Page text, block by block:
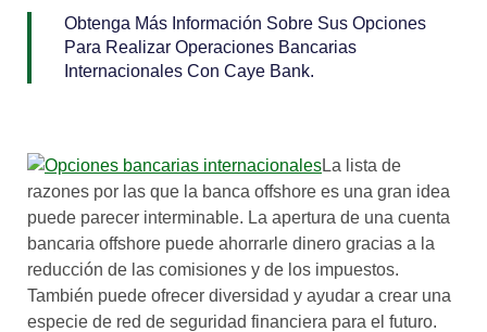
Obtenga Más Información Sobre Sus Opciones
Para Realizar Operaciones Bancarias
Internacionales Con Caye Bank.
La lista de
razones por las que la banca offshore es una gran idea
puede parecer interminable. La apertura de una cuenta
bancaria offshore puede ahorrarle dinero gracias a la
reducción de las comisiones y de los impuestos.
También puede ofrecer diversidad y ayudar a crear una
especie de red de seguridad financiera para el futuro.